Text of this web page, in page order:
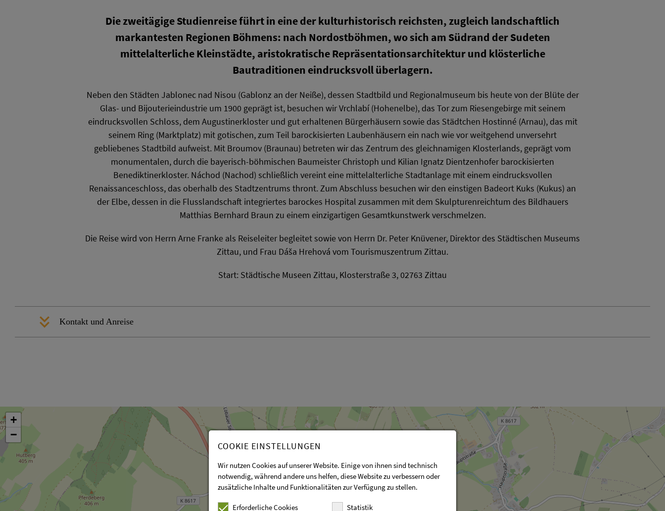
Die zweitägige Studienreise führt in eine der kulturhistorisch reichsten, zugleich landschaftlich
markantesten Regionen Böhmens: nach Nordostböhmen, wo sich am Südrand der Sudeten
mittelalterliche Kleinstädte, aristokratische Repräsentationsarchitektur und klösterliche
Bautraditionen eindrucksvoll überlagern.
Neben den Städten Jablonec nad Nisou (Gablonz an der Neiße), dessen Stadtbild und Regionalmuseum bis heute von der Blüte der
Glas- und Bijouterieindustrie um 1900 geprägt ist, besuchen wir Vrchlabí (Hohenelbe), das Tor zum Riesengebirge mit seinem
eindrucksvollen Schloss, dem Augustinerkloster und gut erhaltenen Bürgerhäusern sowie das Städtchen Hostinné (Arnau), das mit
seinem Ring (Marktplatz) mit gotischen, zum Teil barockisierten Laubenhäusern ein nach wie vor weitgehend unversehrt
gebliebenes Stadtbild aufweist. Mit Broumov (Braunau) betreten wir das Zentrum des gleichnamigen Klosterlands, geprägt vom
monumentalen, durch die bayerisch-böhmischen Baumeister Christoph und Kilian Ignatz Dientzenhofer barockisierten
Benediktinerkloster. Náchod (Nachod) schließlich vereint eine mittelalterliche Stadtanlage mit einem eindrucksvollen
Renaissanceschloss, das oberhalb des Stadtzentrums thront. Zum Abschluss besuchen wir den einstigen Badeort Kuks (Kukus) an
der Elbe, dessen in die Flusslandschaft integriertes barockes Hospital zusammen mit dem Skulpturenreichtum des Bildhauers
Matthias Bernhard Braun zu einem einzigartigen Gesamtkunstwerk verschmelzen.
Die Reise wird von Herrn Arne Franke als Reiseleiter begleitet sowie von Herrn Dr. Peter Knüvener, Direktor des Städtischen Museums
Zittau, und Frau Dáša Hrehová vom Tourismuszentrum Zittau.
Start: Städtische Museen Zittau, Klosterstraße 3, 02763 Zittau
Kontakt und Anreise
+
−
COOKIE EINSTELLUNGEN
Wir nutzen Cookies auf unserer Website. Einige von ihnen sind technisch
notwendig, während andere uns helfen, diese Website zu verbessern oder
zusätzliche Inhalte und Funktionalitäten zur Verfügung zu stellen.
Erforderliche Cookies Statistik